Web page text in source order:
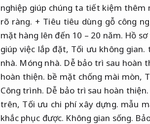
nghiệp giúp chúng ta tiết kiệm thêm
rõ ràng. + Tiêu tiêu dùng gỗ công
mặt hàng lên đến 10 – 20 năm. Hồ
giúp việc lắp đặt, Tối ưu không gian.
nhà. Móng nhà. Dễ bảo trì sau hoàn
hoàn thiện. bề mặt chống mài mòn,
Công trình. Dễ bảo trì sau hoàn thiện.
trên, Tối ưu chi phí xây dựng. mẫu
khắc phục được. Không gian sống.